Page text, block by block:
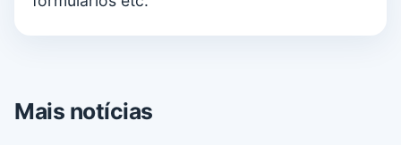
Mais notícias